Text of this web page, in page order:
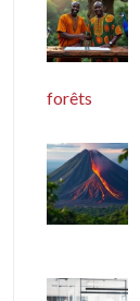
forêts